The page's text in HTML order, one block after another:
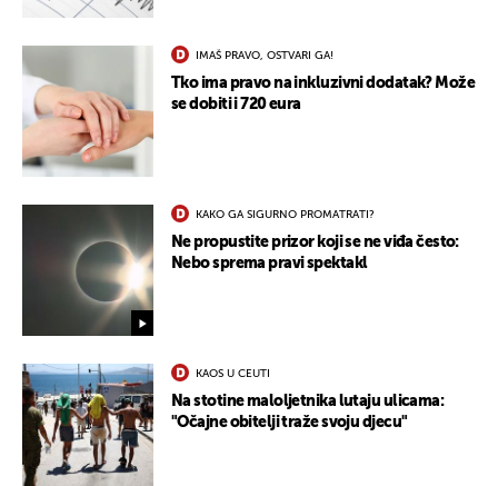
IMAŠ PRAVO, OSTVARI GA!
Tko ima pravo na inkluzivni dodatak? Može
se dobiti i 720 eura
KAKO GA SIGURNO PROMATRATI?
Ne propustite prizor koji se ne viđa često:
Nebo sprema pravi spektakl
KAOS U CEUTI
Na stotine maloljetnika lutaju ulicama:
"Očajne obitelji traže svoju djecu"